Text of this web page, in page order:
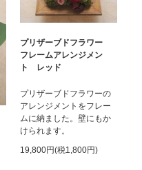
プリザーブドフラワー
フレームアレンジメン
ト レッド
プリザーブドフラワーの
アレンジメントをフレー
ムに納ました。壁にもか
けられます。
19,800円(税1,800円)